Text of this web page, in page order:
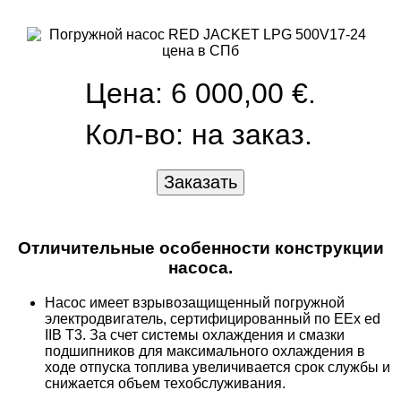
Цена: 6 000,00 €.
Кол-во: на заказ.
Отличительные особенности конструкции
насоса.
Насос имеет взрывозащищенный погружной
электродвигатель, сертифицированный по EEx ed
IIB T3. За счет системы охлаждения и смазки
подшипников для максимального охлаждения в
ходе отпуска топлива увеличивается срок службы и
снижается объем техобслуживания.